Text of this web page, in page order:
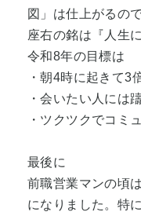
図」は仕上がるので
座右の銘は『人生
令和8年の目標は
・朝4時に起きて3
・会いたい人には
・ツクツクでコミ
最後に
前職営業マンの頃
になりました。特